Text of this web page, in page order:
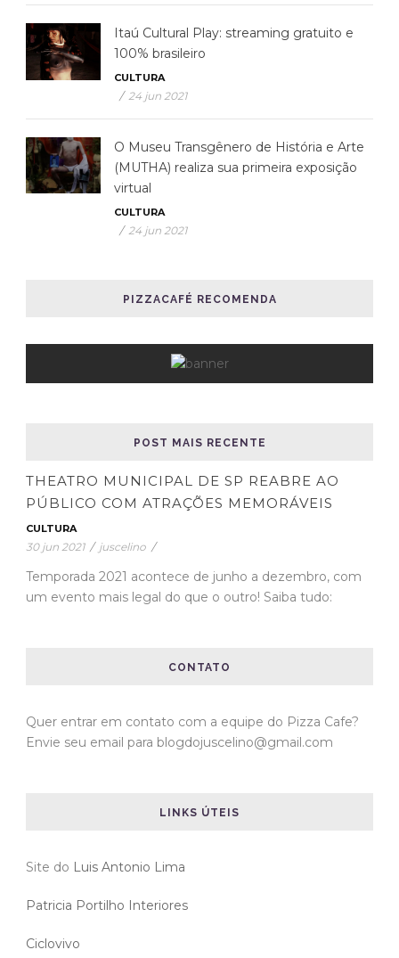
Itaú Cultural Play: streaming gratuito e
100% brasileiro
CULTURA
/ 24 jun 2021
O Museu Transgênero de História e Arte
(MUTHA) realiza sua primeira exposição
virtual
CULTURA
/ 24 jun 2021
PIZZACAFÉ RECOMENDA
POST MAIS RECENTE
THEATRO MUNICIPAL DE SP REABRE AO
PÚBLICO COM ATRAÇÕES MEMORÁVEIS
CULTURA
30 jun 2021 / juscelino /
Temporada 2021 acontece de junho a dezembro, com
um evento mais legal do que o outro! Saiba tudo:
CONTATO
Quer entrar em contato com a equipe do Pizza Cafe?
Envie seu email para blogdojuscelino@gmail.com
LINKS ÚTEIS
Site do Luis Antonio Lima
Patricia Portilho Interiores
Ciclovivo